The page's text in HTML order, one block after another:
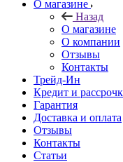
О магазине
Назад
О магазине
О компании
Отзывы
Контакты
Трейд-Ин
Кредит и
Гарантия
Доставка и оплата
Отзывы
Контакты
Статьи